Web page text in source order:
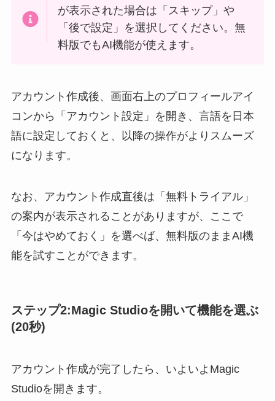
が表示された場合は「スキップ」や
「後で設定」を選択してください。無
料版でもAI機能が使えます。
アカウント作成後、画面右上のプロフィールアイ
コンから「アカウント設定」を開き、言語を日本
語に設定しておくと、以降の操作がよりスムーズ
になります。
なお、アカウント作成直後は「無料トライアル」
の案内が表示されることがありますが、ここで
「今はやめておく」を選べば、無料版のままAI機
能を試すことができます。
ステップ2:Magic Studioを開いて機能を選ぶ
(20秒)
アカウント作成が完了したら、いよいよMagic
Studioを開きます。